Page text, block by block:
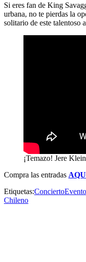
Si eres fan de King
urbana, no te pierdas la
solitario de este talentoso
¡Temazo! Jere
Compra las entradas
Etiquetas:ConciertoEvento
Chileno